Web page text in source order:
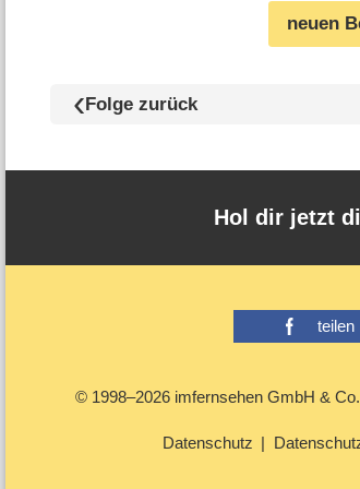
neuen
Folge zurück
Hol dir jetzt
teilen
© 1998–2026 imfernsehen GmbH &
Datenschutz